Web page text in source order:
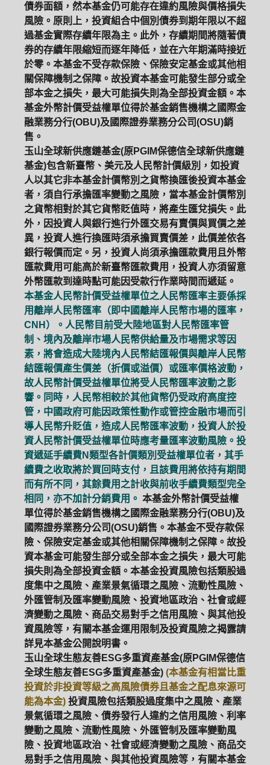
債券面額，然本基金仍可能存在違約風險與價格損失
風險。原則上，投資組合中個別債券到期年限以不超
過基金實際存續年限為主。此外，存續期間將隨著債
券的存續年限縮短而逐年降低，並在六年期滿時接近
於零。本基金不受存款保險、保險安定基金或其他相
關保障機制之保障。故投資本基金可能發生部分或全
部本金之損失，最大可能損失則為全部投資金額。本
基金外幣計價受益權單位得於基金銷售機構之國際金
融業務分行(OBU)及國際證券業務分公司(OSU)銷
售。
玉山全球新供應鏈基金(原PGIM保德信全球新供應鏈
基金)包含新臺幣、美元及人民幣計價級別，如投資
人以其它非本基金計價幣別之貨幣換匯後投資本基金
者，須自行承擔匯率變動之風險，當本基金計價幣別
之貨幣相對於其它貨幣貶值時，將產生匯兌損失。此
外，因投資人與銀行進行外匯交易有賣價與買價之差
異，投資人進行換匯時須承擔買賣價差，此價差依各
銀行報價而定。另，投資人尚須承擔匯款費用且外幣
匯款費用可能高於新臺幣匯款費用，投資人亦須留意
外幣匯款到達時點可能因受款行作業時間而遞延。
本基金人民幣計價受益權單位之人民幣匯率主要係採
用離岸人民幣匯率（即中國離岸人民幣市場的匯率，
CNH）。人民幣目前受大陸地區對人民幣匯率管
制、境內及離岸市場人民幣供給量及市場需求等因
素，將會造成大陸境內人民幣結匯報價與離岸人民幣
結匯報價產生價差（折價或溢價）或匯率價格波動，
故人民幣計價受益權單位將受人民幣匯率波動之影
響。同時，人民幣相較於其他貨幣仍受政府高度控
管，中國政府可能因政策性動作或管控金融市場而引
導人民幣升貶值，造成人民幣匯率波動，投資人於投
資人民幣計價受益權單位時應考量匯率波動風險。投
資遞延手續費N類型各計價類別受益權單位者，其手
續費之收取將於買回時支付，且該費用將依持有期間
而有所不同，其餘費用之計收與前收手續費類型完全
相同，亦不加計分銷費用。 本基金外幣計價受益權
單位得於基金銷售機構之國際金融業務分行(OBU)及
國際證券業務分公司(OSU)銷售。本基金不受存款保
險、保險安定基金或其他相關保障機制之保障。故投
資本基金可能發生部分或全部本金之損失，最大可能
損失則為全部投資金額。本基金投資風險包括類股過
度集中之風險、產業景氣循環之風險、流動性風險、
外匯管制及匯率變動風險、投資地區政治、社會或經
濟變動之風險、商品交易對手之信用風險、與其他投
資風險等，有關本基金運用限制及投資風險之揭露請
詳見本基金公開說明書。
玉山全球生態友善ESG多重資產基金(原PGIM保德信
全球生態友善ESG多重資產基金) (本基金有相當比重
投資於非投資等級之高風險債券且基金之配息來源可
能為本金) 投資風險包括類股過度集中之風險、產業
景氣循環之風險、債券發行人違約之信用風險、利率
變動之風險、流動性風險、外匯管制及匯率變動風
險、投資地區政治、社會或經濟變動之風險、商品交
易對手之信用風險、與其他投資風險等，有關本基金